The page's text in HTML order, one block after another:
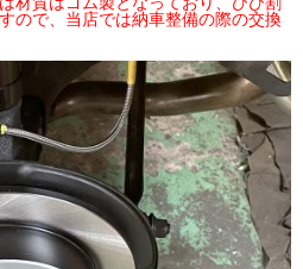
ので、当店では納車整備の際の交換